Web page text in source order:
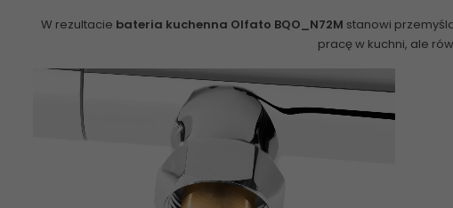
W rezultacie bateria kuchenna Olfato BQO_N72M stanowi
pracę w kuchni, ale